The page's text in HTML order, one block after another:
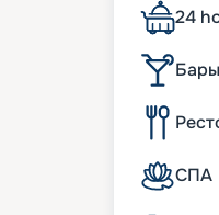
•
• число
•
• осадка
• общее
24
СПА